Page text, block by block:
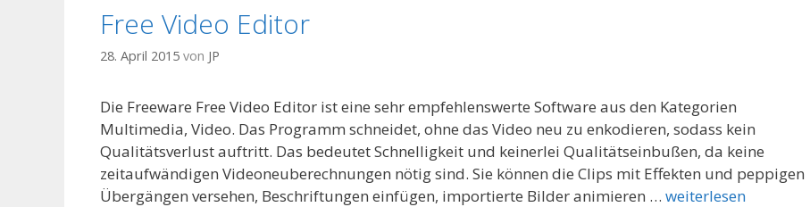
Free Video Editor
28. April 2015 von JP
Die Freeware Free Video Editor ist eine sehr empfehlenswerte Software aus den Kategorien
Multimedia, Video. Das Programm schneidet, ohne das Video neu zu enkodieren, sodass kein
Qualitätsverlust auftritt. Das bedeutet Schnelligkeit und keinerlei Qualitätseinbußen, da keine
zeitaufwändigen Videoneuberechnungen nötig sind. Sie können die Clips mit Effekten und peppigen
Übergängen versehen, Beschriftungen einfügen, importierte Bilder animieren … weiterlesen